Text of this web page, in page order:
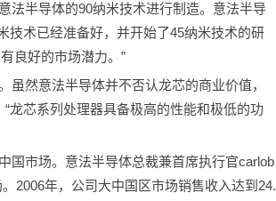
法半导体的90纳米技术进行制造。意法半导
技术已经准备好，并开始了45纳米技术的研
良好的市场潜力。”
然意法半导体并不否认龙芯的商业价值，
龙芯系列处理器具备极高的性能和极低的功
国市场。意法半导体总裁兼首席执行官carlob
2006年，公司大中国区市场销售收入达到24.